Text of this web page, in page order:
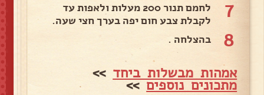
7
לחמם תנור 200 מעלות ולאפות עד
לקבלת צבע חום יפה בערך חצי שעה.
8 בהצלחה .
אמהות מבשלות ביחד >>
מתכונים נוספים>>